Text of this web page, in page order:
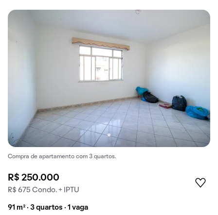
Compra de apartamento com 3 quartos.
R$ 250.000
R$ 675 Condo. + IPTU
91 m² · 3 quartos · 1 vaga